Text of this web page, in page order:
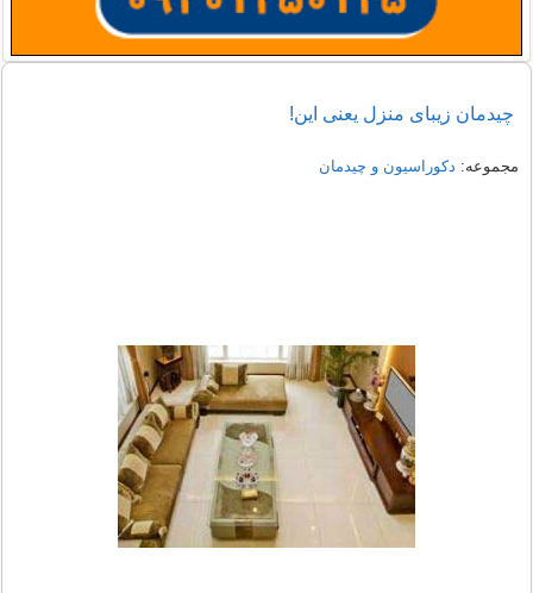
چیدمان زیبای منزل یعنی این!
مجموعه: دکوراسیون و چیدمان